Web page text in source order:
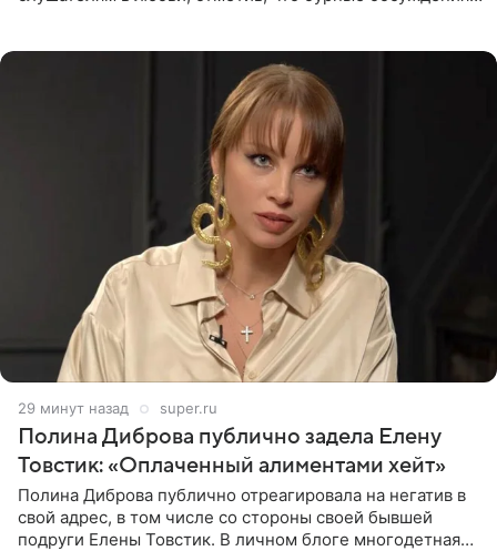
29 минут назад super.ru
Полина Диброва публично задела Елену
Товстик: «Оплаченный алиментами хейт»
Полина Диброва публично отреагировала на негатив в
свой адрес, в том числе со стороны своей бывшей
подруги Елены Товстик. В личном блоге многодетная